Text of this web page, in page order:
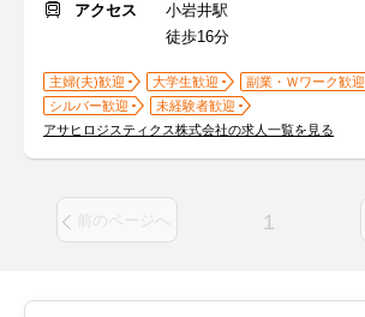
アクセス
小岩井駅
徒歩16分
主婦(夫)歓迎 大学生歓迎
副業・Ｗワーク歓迎
シルバー歓迎
未経験者歓迎
アサヒロジスティクス株式会社の求人一覧を見る
前のページへ 1